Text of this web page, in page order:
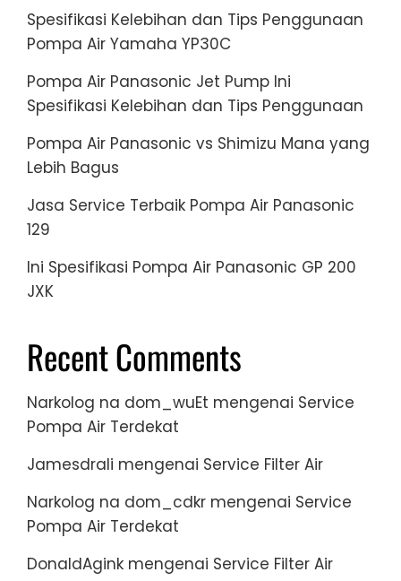
Spesifikasi Kelebihan dan Tips Penggunaan
Pompa Air Yamaha YP30C
Pompa Air Panasonic Jet Pump Ini
Spesifikasi Kelebihan dan Tips Penggunaan
Pompa Air Panasonic vs Shimizu Mana yang
Lebih Bagus
Jasa Service Terbaik Pompa Air Panasonic
129
Ini Spesifikasi Pompa Air Panasonic GP 200
JXK
Recent Comments
Narkolog na dom_wuEt mengenai Service
Pompa Air Terdekat
Jamesdrali mengenai Service Filter Air
Narkolog na dom_cdkr mengenai Service
Pompa Air Terdekat
DonaldAgink mengenai Service Filter Air